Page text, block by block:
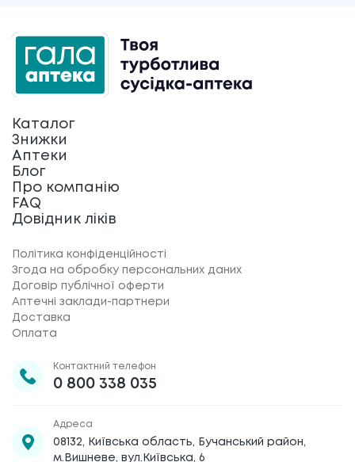
Каталог
Знижки
Аптеки
Блог
Про компанію
FAQ
Довідник ліків
Політика конфіденційності
Згода на обробку персональних даних
Договір публічної оферти
Аптечні заклади-партнери
Доставка
Оплата
Контактний телефон
0 800 338 035
Адреса
08132, Київська область, Бучанський район,
м.Вишневе, вул.Київська, 6